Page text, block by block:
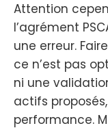
Attention
l’agrément
une erreur.
ce n’est pas
ni une
actifs
performance.